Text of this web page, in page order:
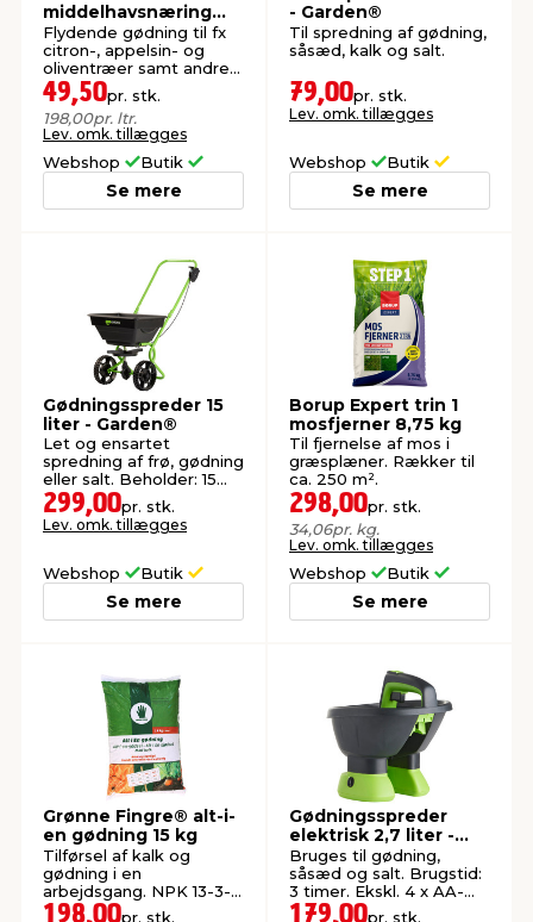
middelhavsnæring
250 ml
Flydende gødning til fx
citron-, appelsin- og
oliventræer samt andre
potteplanter.
49,50pr. stk.
198,00pr. ltr.
Lev. omk. tillægges
Webshop Butik
Se mere
- Garden®
Til spredning af gødning,
såsæd, kalk og salt.
79,00pr. stk.
Lev. omk. tillægges
Webshop Butik
Se mere
Gødningsspreder 15
liter - Garden®
Let og ensartet
spredning af frø, gødning
eller salt. Beholder: 15
liter.
299,00pr. stk.
Lev. omk. tillægges
Webshop Butik
Se mere
Borup Expert trin 1
mosfjerner 8,75 kg
Til fjernelse af mos i
græsplæner. Rækker til
ca. 250 m².
298,00pr. stk.
34,06pr. kg.
Lev. omk. tillægges
Webshop Butik
Se mere
Grønne Fingre® alt-i-
en gødning 15 kg
Tilførsel af kalk og
gødning i en
arbejdsgang. NPK 13-3-
8. Ca. 250 m².
198,00pr. stk.
Gødningsspreder
elektrisk 2,7 liter -
Garden®
Bruges til gødning,
såsæd og salt. Brugstid:
3 timer. Ekskl. 4 x AA-
batterier.
179,00pr. stk.